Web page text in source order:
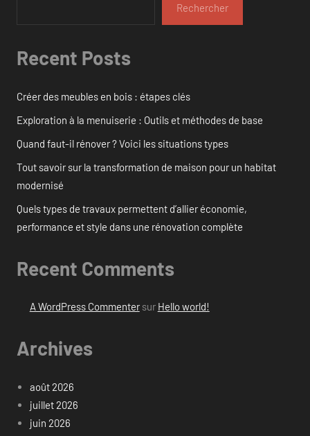
Rechercher
Recent Posts
Créer des meubles en bois : étapes clés
Exploration à la menuiserie : Outils et méthodes de base
Quand faut-il rénover ? Voici les situations types
Tout savoir sur la transformation de maison pour un habitat
modernisé
Quels types de travaux permettent d’allier économie,
performance et style dans une rénovation complète
Recent Comments
A WordPress Commentersur Hello world!
Archives
août 2026
juillet 2026
juin 2026